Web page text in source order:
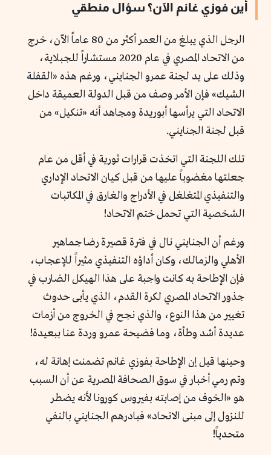
أين فوزي غانم الآن؟ سؤال منطقي
الرجل الذي يبلغ من العمر أكثر من 80 عاماً الآن، خرج
من الاتحاد المصري في عام 2020 مستشاراً للجبلاية،
وذلك على يد لجنة عمرو الجنايني، ورغم هذه «القفلة
الشيك» فإن الأمر وصف من قبل الدولة العميقة داخل
الاتحاد التي يرأسها أبوريدة ومجاهد أنه «تنكيل» من
قبل لجنة الجنايني.
تلك اللجنة التي اتخذت قرارات ثورية في أقل من عام
جعلتها مغضوباً عليها من قبل كيان الاتحاد الإداري
والتنفيذي المتغلغل في الأدراج والغارق في المكاتبات
الشخصية التي تحمل ختم الاتحاد!
ورغم أن الجنايني نال في فترة قصيرة رضا جماهير
الأهلي والزمالك، وكان أداؤه التنفيذي مثيراً للإعجاب،
فإن الإطاحة به كانت واجبة على هذا الهيكل الضارب في
جذور الاتحاد المصري لكرة القدم، الذي يأبى حدوث
تغيير من هذا النوع، والذي نجح في الخروج من أزمات
عديدة أشد وطأة، وما فضيحة عمرو وردة عنا ببعيدة!
وحينها قيل إن الإطاحة بفوزي غانم تضمنت إهانة له،
وتم رمي أخبار في سوق الصحافة المصرية عن أن السبب
هو «الخوف من إصابته بفيروس كورونا لأنه يضطر
للنزول إلى مبنى الاتحاد» فبادرهم الجنايني بالنفي
متحدياً!